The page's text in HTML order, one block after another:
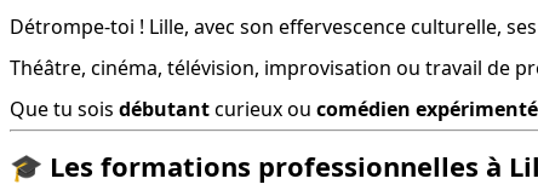
Détrompe-toi ! Lille, avec son effervescence culturelle,
Théâtre, cinéma, télévision, improvisation ou travail de
Que tu sois débutant curieux ou comédien expérimenté
🎓 Les formations professionnelles à